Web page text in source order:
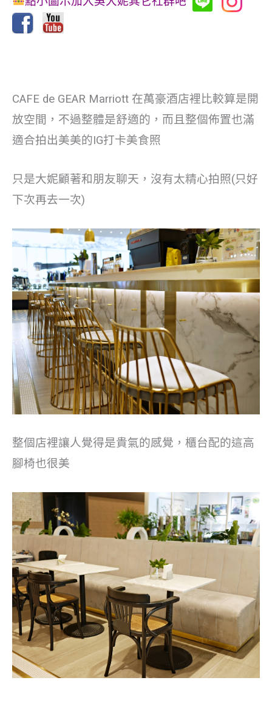
CAFE de GEAR Marriott 在萬豪酒店裡比較算是開
放空間，不過整體是舒適的，而且整個佈置也滿
適合拍出美美的IG打卡美食照
只是大妮顧著和朋友聊天，沒有太精心拍照(只好
下次再去一次)
整個店裡讓人覺得是貴氣的感覺，櫃台配的這高
腳椅也很美